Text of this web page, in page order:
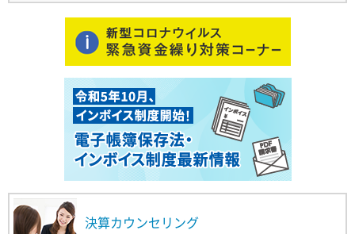
決算カウンセリング